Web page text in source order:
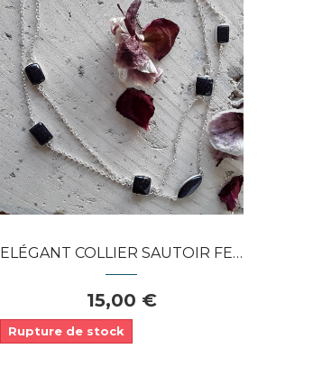
Dans mon panier
APERÇU RAPIDE
ELÉGANT COLLIER SAUTOIR FEMME MODE EN...
15,00 €
Rupture de stock